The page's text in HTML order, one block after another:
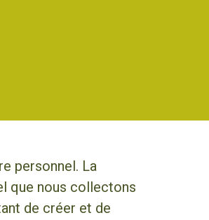
personnel. La
que nous collectons
de créer et de